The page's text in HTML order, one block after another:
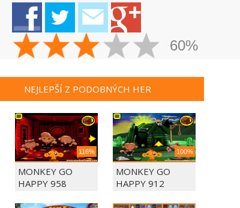
60%
NEJLEPŠÍ Z PODOBNÝCH HER
116%
MONKEY GO
HAPPY 958
100%
MONKEY GO
HAPPY 912